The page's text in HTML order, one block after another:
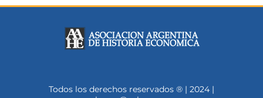
Todos los derechos reservados ® | 2024 |